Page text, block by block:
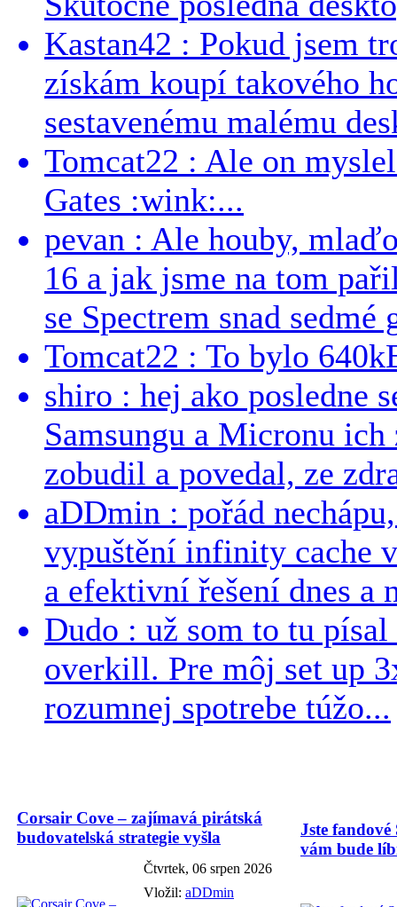
Kastan42 : Pokud jsem
získám koupí takového
sestavenému malému
Tomcat22 : Ale on
Gates :wink:...
pevan : Ale houby,
16 a jak jsme na tom
se Spectrem snad sedmé
Tomcat22 : To bylo
shiro : hej ako posledne
Samsungu a Micronu
zobudil a povedal, ze
aDDmin : pořád
vypuštění infinity cache
a efektivní řešení dnes a
Dudo : už som to tu
overkill. Pre môj set up
rozumnej spotrebe túžo...
Corsair Cove – zajímavá pirátská
budovatelská strategie vyšla
Čtvrtek, 06 srpen 2026
Vložil: aDDmin
Jste
vám bude